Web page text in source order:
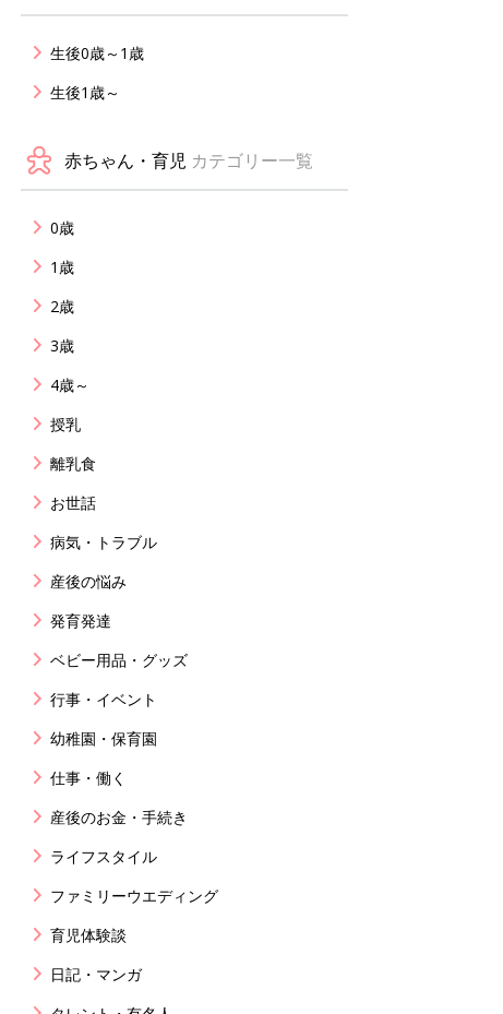
生後0歳～1歳
生後1歳～
赤ちゃん・育児 カテゴリー一覧
0歳
1歳
2歳
3歳
4歳～
授乳
離乳食
お世話
病気・トラブル
産後の悩み
発育発達
ベビー用品・グッズ
行事・イベント
幼稚園・保育園
仕事・働く
産後のお金・手続き
ライフスタイル
ファミリーウエディング
育児体験談
日記・マンガ